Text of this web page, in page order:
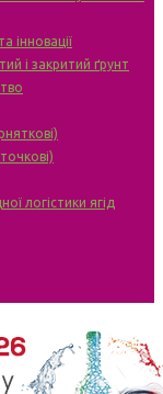
інновації
і закритий ґрунт
логістики ягід